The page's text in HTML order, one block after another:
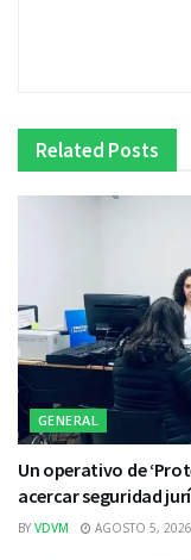
Related Posts
GENERAL
Un operativo de
acercar seguridad
BY VDVM AGOSTO 5, 2026